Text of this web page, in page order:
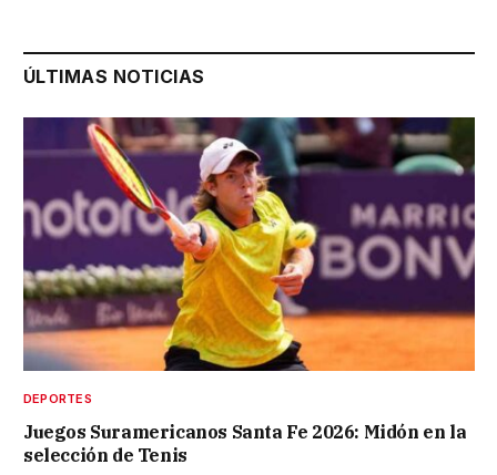
ÚLTIMAS NOTICIAS
DEPORTES
Juegos Suramericanos Santa Fe 2026: Midón en la
selección de Tenis